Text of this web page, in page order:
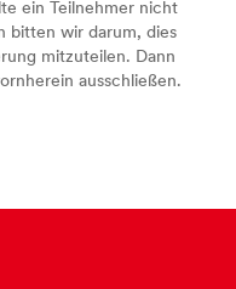
ein Teilnehmer nicht
bitten wir darum, dies
mitzuteilen. Dann
ausschließen.